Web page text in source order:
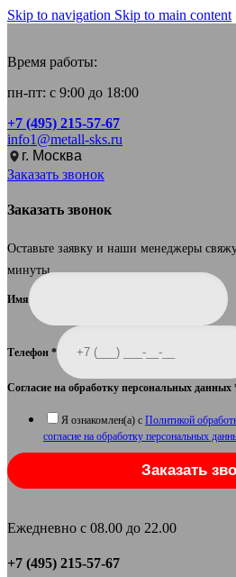
Skip to navigation Skip to main content
Время работы:
пн-пт: с 9:00 до 18:00
+7 (495) 215-57-67
info1@metall-sks.ru
г. Москва
Заказать звонок
Заказать звонок
Оставьте заявку и наши менеджеры
минуты.
Имя
Телефон *
Согласие на обработку персональных данных
Я ознакомлен(а) с Политикой
согласие на обработку персональных
Заказать
Ежедневно с 08.00 до 22.00
+7 (495) 215-57-67